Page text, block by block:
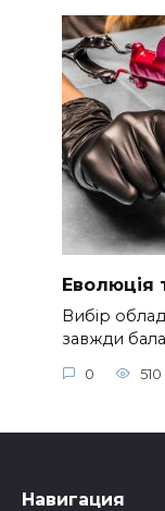
Еволюція
Вибір
завжди
0 510
Навигация